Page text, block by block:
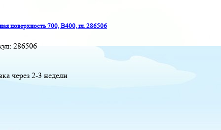
поверхность 700, B400, гл. 286506
286506
через 2-3 недели